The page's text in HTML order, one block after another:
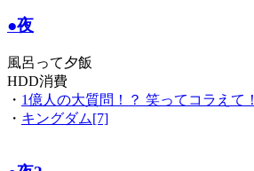
●夜
風呂って夕飯
HDD消費
・ 1億人の大質問！？ 笑ってコラえて！
・ キングダム[7]